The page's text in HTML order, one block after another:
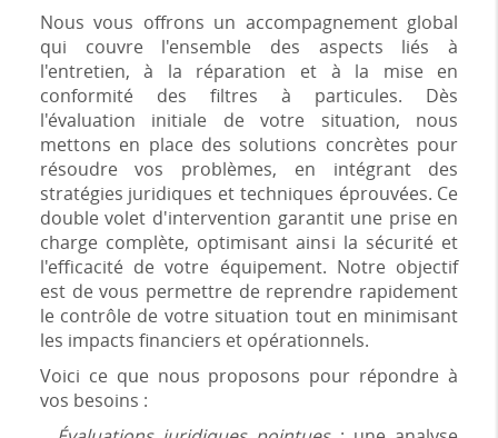
Nous vous offrons un accompagnement global
qui couvre l'ensemble des aspects liés à
l'entretien, à la réparation et à la mise en
conformité des filtres à particules. Dès
l'évaluation initiale de votre situation, nous
mettons en place des solutions concrètes pour
résoudre vos problèmes, en intégrant des
stratégies juridiques et techniques éprouvées. Ce
double volet d'intervention garantit une prise en
charge complète, optimisant ainsi la sécurité et
l'efficacité de votre équipement. Notre objectif
est de vous permettre de reprendre rapidement
le contrôle de votre situation tout en minimisant
les impacts financiers et opérationnels.
Voici ce que nous proposons pour répondre à
vos besoins :